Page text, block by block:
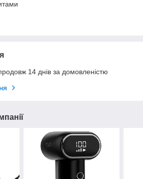
14 днів за домовленістю